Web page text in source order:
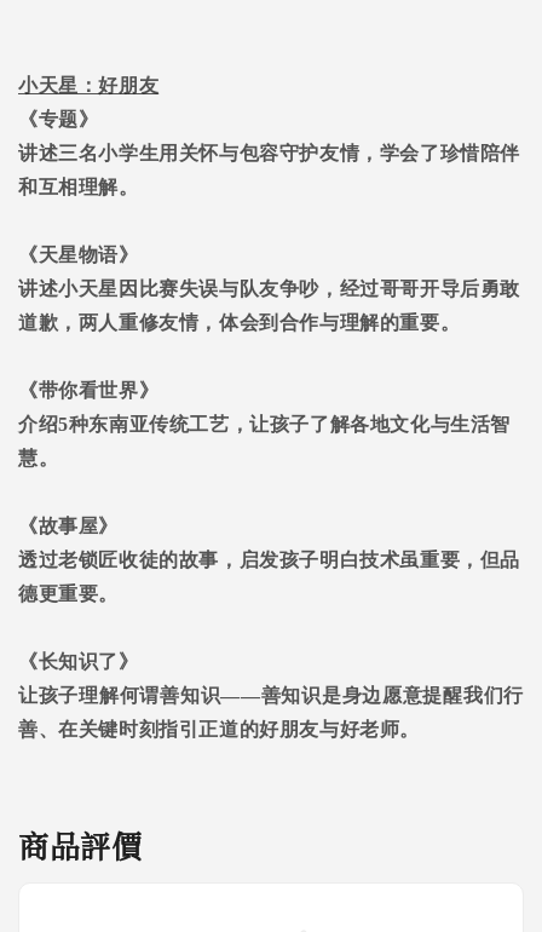
小天星：好朋友
《专题》
讲述三名小学生用关怀与包容守护友情，学会了珍惜陪伴
和互相理解。
《天星物语》
讲述小天星因比赛失误与队友争吵，经过哥哥开导后勇敢
道歉，两人重修友情，体会到合作与理解的重要。
《带你看世界》
介绍5种东南亚传统工艺，让孩子了解各地文化与生活智
慧。
《故事屋》
透过老锁匠收徒的故事，启发孩子明白技术虽重要，但品
德更重要。
《长知识了》
让孩子理解何谓善知识——善知识是身边愿意提醒我们行
善、在关键时刻指引正道的好朋友与好老师。
商品評價